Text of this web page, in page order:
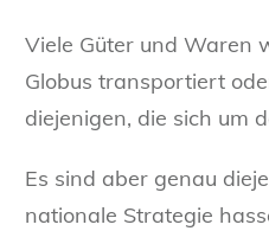
Viele Güter und Waren
Globus transportiert
diejenigen, die sich um
Es sind aber genau
nationale Strategie